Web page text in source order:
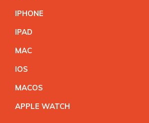
IPHONE
IPAD
MAC
IOS
MACOS
APPLE WATCH